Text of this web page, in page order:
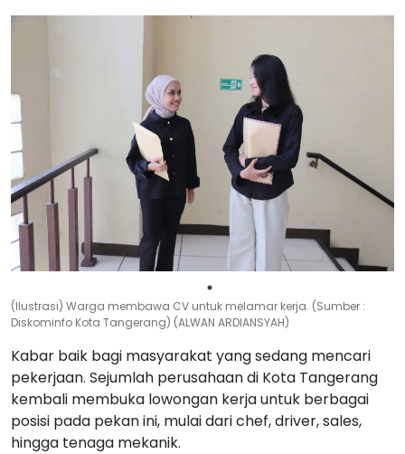
(Ilustrasi) Warga membawa CV untuk melamar kerja. (Sumber :
Diskominfo Kota Tangerang) (ALWAN ARDIANSYAH)
Kabar baik bagi masyarakat yang sedang mencari
pekerjaan. Sejumlah perusahaan di Kota Tangerang
kembali membuka lowongan kerja untuk berbagai
posisi pada pekan ini, mulai dari chef, driver, sales,
hingga tenaga mekanik.